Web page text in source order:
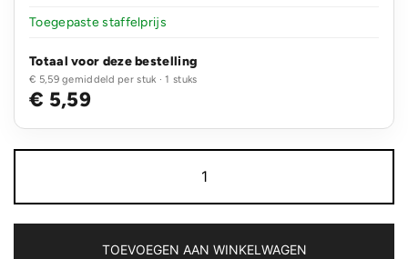
Toegepaste staffelprijs
Totaal voor deze bestelling
€ 5,59 gemiddeld per stuk · 1 stuks
€ 5,59
RCS
oplaadbare
tafellamp
TOEVOEGEN AAN WINKELWAGEN